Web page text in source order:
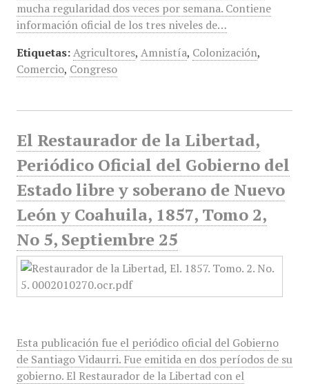
mucha regularidad dos veces por semana. Contiene
información oficial de los tres niveles de…
Etiquetas: Agricultores, Amnistía, Colonización,
Comercio, Congreso
El Restaurador de la Libertad,
Periódico Oficial del Gobierno del
Estado libre y soberano de Nuevo
León y Coahuila, 1857, Tomo 2,
No 5, Septiembre 25
Esta publicación fue el periódico oficial del Gobierno
de Santiago Vidaurri. Fue emitida en dos períodos de su
gobierno. El Restaurador de la Libertad con el